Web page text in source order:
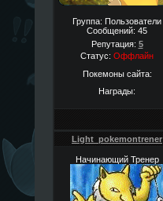
Группа: Пользователи
Сообщений: 45
Репутация: 5
Статус: Оффлайн
Покемоны сайта:
Награды:
Light_pokemontrener
Начинающий Тренер